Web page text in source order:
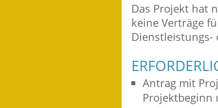
Das Projekt hat
keine Verträge
Dienstleistungs-
Antrag mit
Projektbeginn